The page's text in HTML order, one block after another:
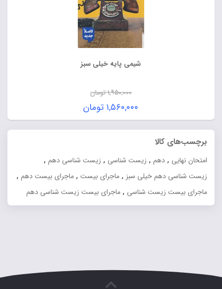
شیمی پایه خیلی سبز
۱,۹۵۰,۰۰۰تومان
قیمت
اصلی:
۱,۹۵۰,۰۰۰ تومان
۱,۵۶۰,۰۰۰ تومان
قیمت
فعلی:
برچسب‌های کالا
امتحان نهایی , دهم , زیست شناسی , زیست شناسی دهم ,
زیست شناسی دهم خیلی سبز , ماجرای بیست , ماجرای بیست دهم ,
ماجرای بیست زیست شناسی , ماجرای بیست زیست شناسی دهم